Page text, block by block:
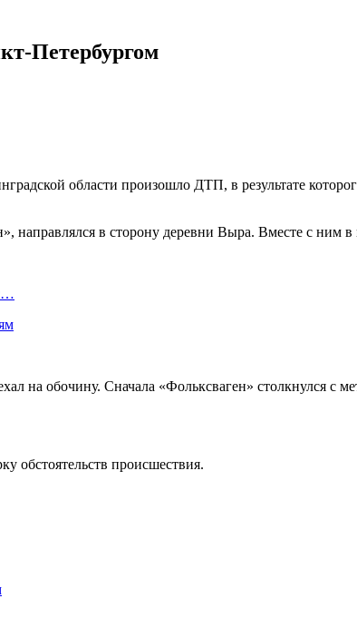
Петербургом
области произошло ДТП, в результате
направлялся в сторону деревни Выра. Вместе с
на обочину. Сначала «Фольксваген» столкнулся с
обстоятельств происшествия.